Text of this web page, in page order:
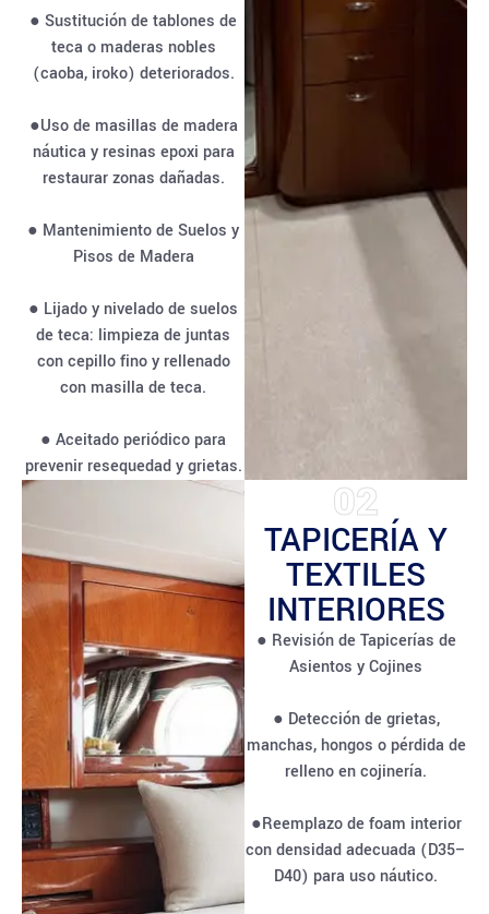
● Sustitución de tablones de
teca o maderas nobles
(caoba, iroko) deteriorados.
●Uso de masillas de madera
náutica y resinas epoxi para
restaurar zonas dañadas.
● Mantenimiento de Suelos y
Pisos de Madera
● Lijado y nivelado de suelos
de teca: limpieza de juntas
con cepillo fino y rellenado
con masilla de teca.
● Aceitado periódico para
prevenir resequedad y grietas.
02
TAPICERÍA Y
TEXTILES
INTERIORES
● Revisión de Tapicerías de
Asientos y Cojines
● Detección de grietas,
manchas, hongos o pérdida de
relleno en cojinería.
●Reemplazo de foam interior
con densidad adecuada (D35–
D40) para uso náutico.